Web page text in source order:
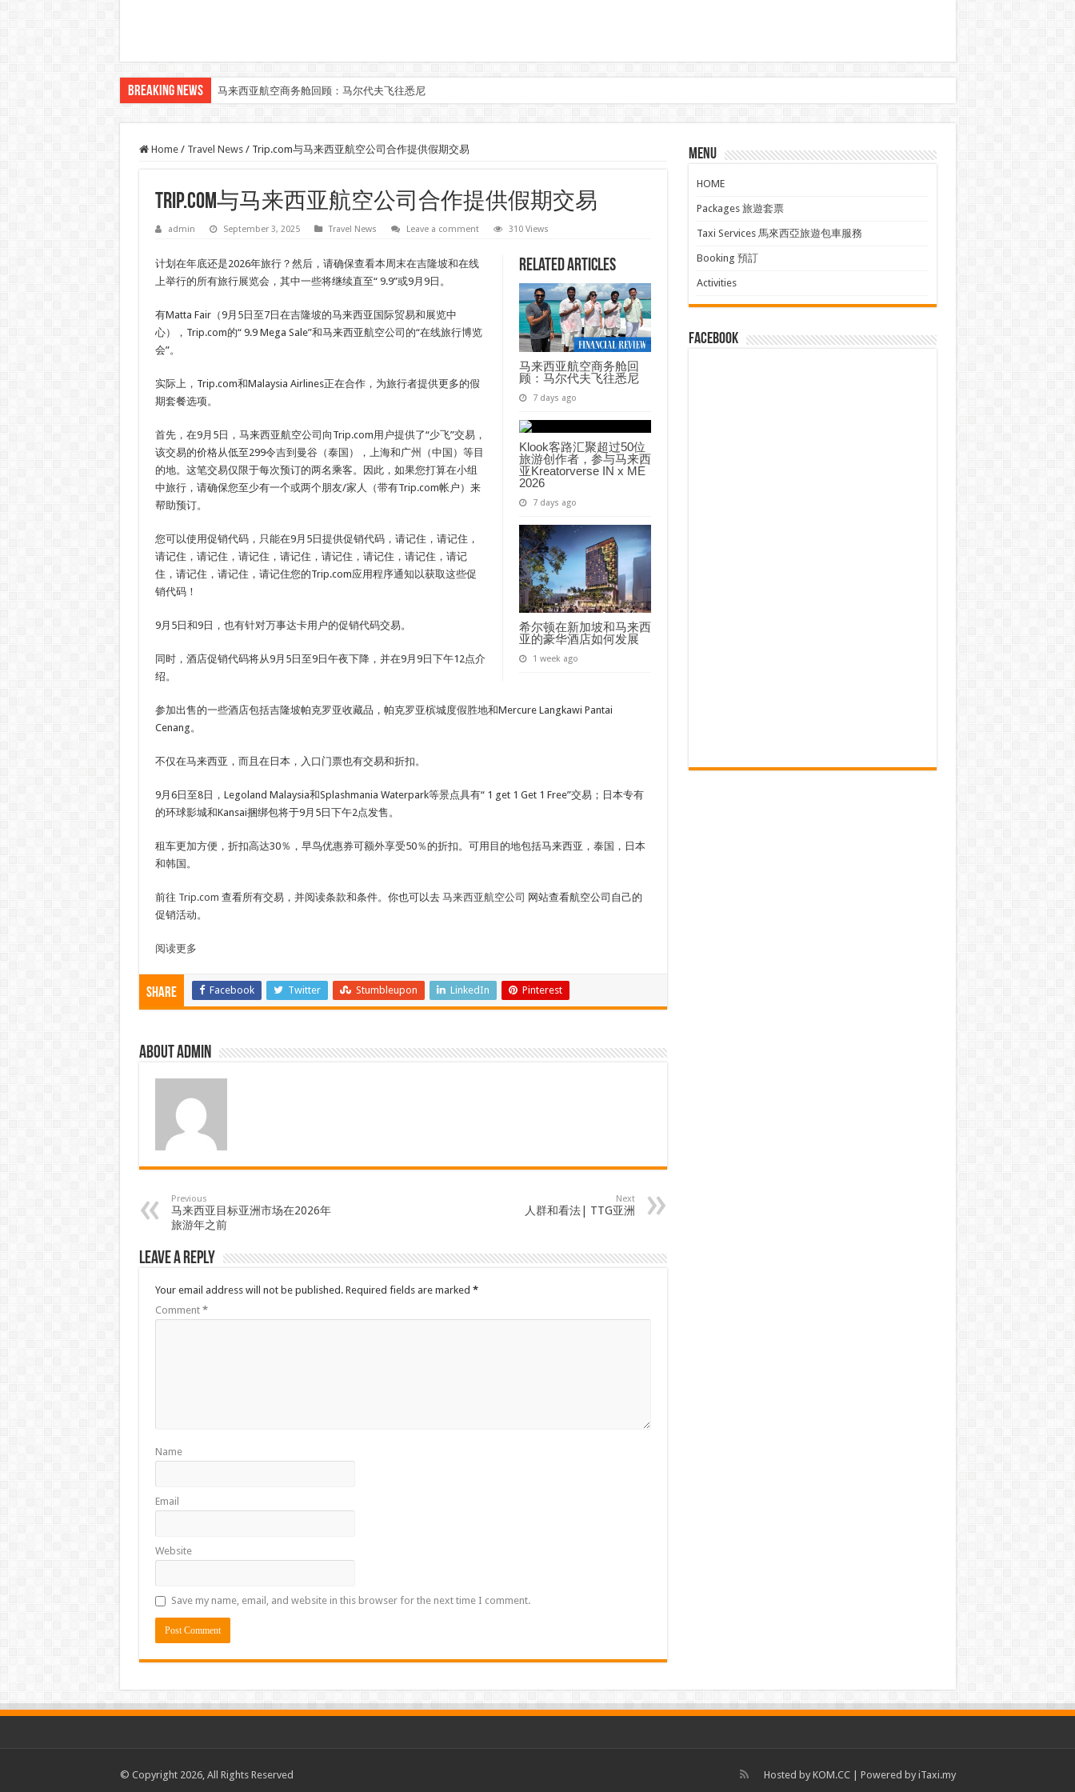
Breaking News 马来西亚航空商务舱回顾：马尔代夫飞往悉尼
Home / Travel News / Trip.com与马来西亚航空公司合作提供假期交易
Trip.com与马来西亚航空公司合作提供假期交易
admin September 3, 2025 Travel News Leave a comment 310 Views
Related Articles
马来西亚航空商务舱回
顾：马尔代夫飞往悉尼
7 days ago
Klook客路汇聚超过50位
旅游创作者，参与马来西
亚Kreatorverse IN x ME
2026
7 days ago
希尔顿在新加坡和马来西
亚的豪华酒店如何发展
1 week ago
计划在年底还是2026年旅行？然后，请确保查看本周末在吉隆坡和在线
上举行的所有旅行展览会，其中一些将继续直至“ 9.9”或9月9日。
有Matta Fair（9月5日至7日在吉隆坡的马来西亚国际贸易和展览中
心），Trip.com的“ 9.9 Mega Sale”和马来西亚航空公司的“在线旅行博览
会”。
实际上，Trip.com和Malaysia Airlines正在合作，为旅行者提供更多的假
期套餐选项。
首先，在9月5日，马来西亚航空公司向Trip.com用户提供了“少飞”交易，
该交易的价格从低至299令吉到曼谷（泰国），上海和广州（中国）等目
的地。这笔交易仅限于每次预订的两名乘客。因此，如果您打算在小组
中旅行，请确保您至少有一个或两个朋友/家人（带有Trip.com帐户）来
帮助预订。
您可以使用促销代码，只能在9月5日提供促销代码，请记住，请记住，
请记住，请记住，请记住，请记住，请记住，请记住，请记住，请记
住，请记住，请记住，请记住您的Trip.com应用程序通知以获取这些促
销代码！
9月5日和9日，也有针对万事达卡用户的促销代码交易。
同时，酒店促销代码将从9月5日至9日午夜下降，并在9月9日下午12点介
绍。
参加出售的一些酒店包括吉隆坡帕克罗亚收藏品，帕克罗亚槟城度假胜地和Mercure Langkawi Pantai
Cenang。
不仅在马来西亚，而且在日本，入口门票也有交易和折扣。
9月6日至8日，Legoland Malaysia和Splashmania Waterpark等景点具有“ 1 get 1 Get 1 Free”交易；日本专有
的环球影城和Kansai捆绑包将于9月5日下午2点发售。
租车更加方便，折扣高达30％，早鸟优惠券可额外享受50％的折扣。可用目的地包括马来西亚，泰国，日本
和韩国。
前往 Trip.com 查看所有交易，并阅读条款和条件。你也可以去 马来西亚航空公司 网站查看航空公司自己的
促销活动。
阅读更多
Share Facebook Twitter Stumbleupon LinkedIn Pinterest
About admin
Previous
马来西亚目标亚洲市场在2026年
旅游年之前
Next
人群和看法| TTG亚洲
Leave a Reply
Your email address will not be published. Required fields are marked *
Comment *
Name
Email
Website
Save my name, email, and website in this browser for the next time I comment.
Menu
HOME
Packages 旅遊套票
Taxi Services 馬來西亞旅遊包車服務
Booking 預訂
Activities
facebook
Hosted by KOM.CC| Powered by iTaxi.my
© Copyright 2026, All Rights Reserved